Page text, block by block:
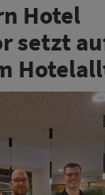
Hotel
setzt